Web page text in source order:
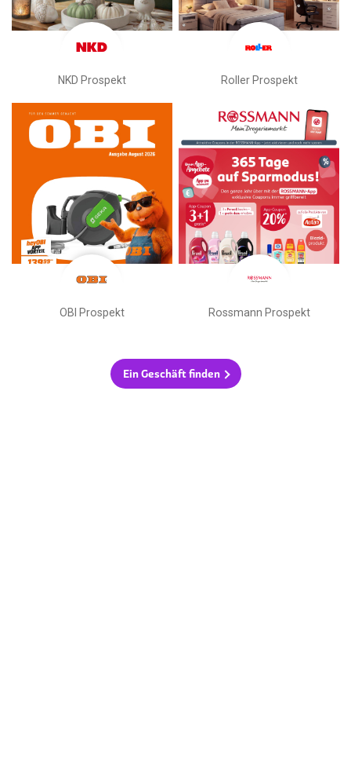
NKD Prospekt Roller Prospekt
OBI Prospekt Rossmann Prospekt
Ein Geschäft finden